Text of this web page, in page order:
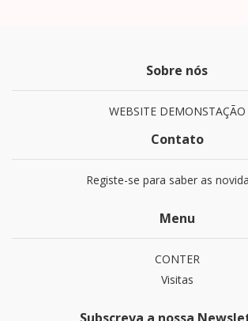
Sobre nós
WEBSITE DEMONSTAÇÃO
Contato
Registe-se para saber as
Menu
CONTER
Visitas